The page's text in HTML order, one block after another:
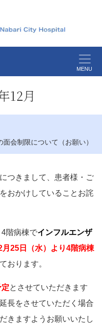
MENU
12月
会制限について（お願い）
つきまして、患者様・ご
おかけしていることお詫
階病棟でインフルエンザ
月25日（水）より4階病棟
おります。
とさせていただきます
長をさせていただく場合
きますようお願いいたし